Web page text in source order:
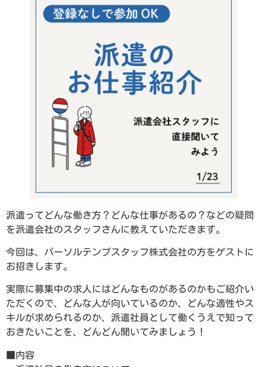
派遣ってどんな働き方？どんな仕事があるの？などの疑問
を派遣会社のスタッフさんに教えていただきます。
今回は、パーソルテンプスタッフ株式会社の方をゲストに
お招きします。
実際に募集中の求人にはどんなものがあるのかもご紹介い
ただくので、どんな人が向いているのか、どんな適性やス
キルが求められるのか、派遣社員として働くうえで知って
おきたいことを、どんどん聞いてみましょう！
■内容